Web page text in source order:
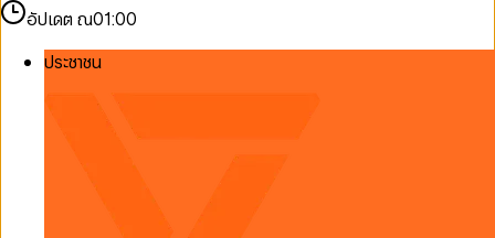
อัปเดต ณ01:00
ประชาชน